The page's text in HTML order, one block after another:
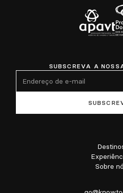
SUBSCREVA A
Sobre